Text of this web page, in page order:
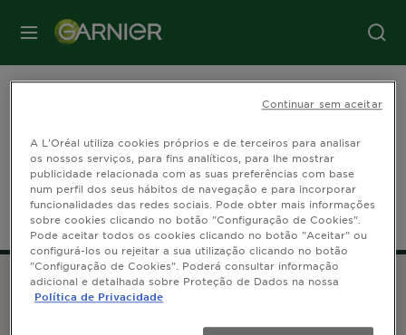
MENU
Melancia: O que é e para que
serve?
A L'Oréal utiliza cookies próprios e de terceiros para analisar
os nossos serviços, para fins analíticos, para lhe mostrar
publicidade relacionada com as suas preferências com base
num perfil dos seus hábitos de navegação e para incorporar
funcionalidades das redes sociais. Pode obter mais informações
sobre cookies clicando no botão "Configuração de Cookies".
Pode aceitar todos os cookies clicando no botão "Aceitar" ou
configurá-los ou rejeitar a sua utilização clicando no botão
"Configuração de Cookies". Poderá consultar informação
adicional e detalhada sobre Proteção de Dados na nossa
Política de Privacidade
Continuar sem aceitar